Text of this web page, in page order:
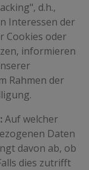
d.h.,
Interessen der
Cookies oder
informieren
Rahmen der
Auf welcher
Daten
davon ab, ob
dies zutrifft